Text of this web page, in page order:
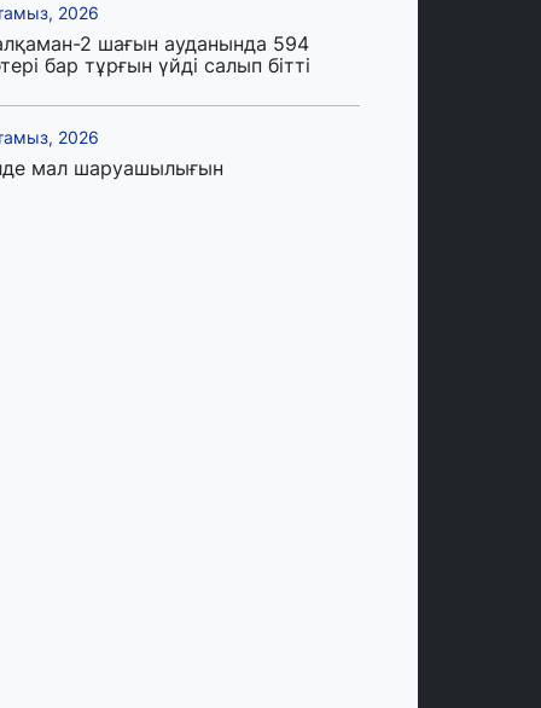
2026
2 шағын ауданында 594
бар тұрғын үйді салып бітті
2026
мал шаруашылығын